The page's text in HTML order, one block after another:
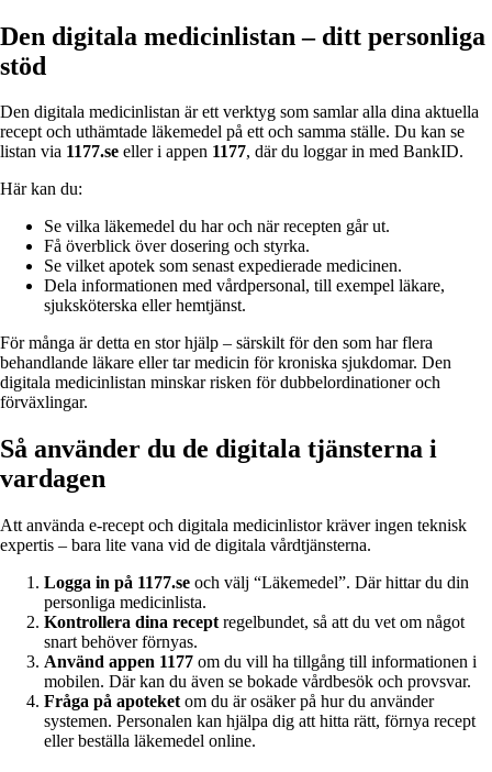
Den digitala medicinlistan – ditt personliga
stöd
Den digitala medicinlistan är ett verktyg som samlar alla dina aktuella
recept och uthämtade läkemedel på ett och samma ställe. Du kan se
listan via 1177.se eller i appen 1177, där du loggar in med BankID.
Här kan du:
Se vilka läkemedel du har och när recepten går ut.
Få överblick över dosering och styrka.
Se vilket apotek som senast expedierade medicinen.
Dela informationen med vårdpersonal, till exempel läkare,
sjuksköterska eller hemtjänst.
För många är detta en stor hjälp – särskilt för den som har flera
behandlande läkare eller tar medicin för kroniska sjukdomar. Den
digitala medicinlistan minskar risken för dubbelordinationer och
förväxlingar.
Så använder du de digitala tjänsterna i
vardagen
Att använda e-recept och digitala medicinlistor kräver ingen teknisk
expertis – bara lite vana vid de digitala vårdtjänsterna.
Logga in på 1177.se och välj “Läkemedel”. Där hittar du din
personliga medicinlista.
Kontrollera dina recept regelbundet, så att du vet om något
snart behöver förnyas.
Använd appen 1177 om du vill ha tillgång till informationen i
mobilen. Där kan du även se bokade vårdbesök och provsvar.
Fråga på apoteket om du är osäker på hur du använder
systemen. Personalen kan hjälpa dig att hitta rätt, förnya recept
eller beställa läkemedel online.